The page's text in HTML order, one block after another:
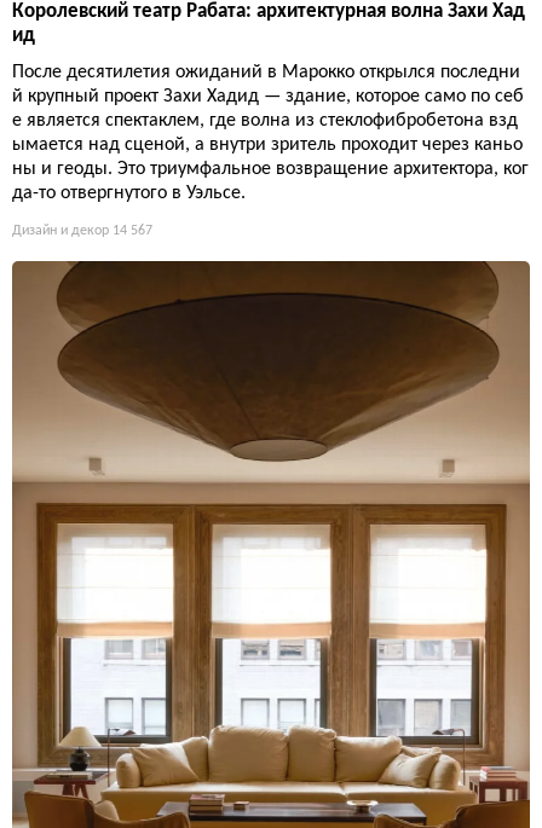
Королевский театр Рабата: архитектурная волна Захи Хад
ид
После десятилетия ожиданий в Марокко открылся последни
й крупный проект Захи Хадид — здание, которое само по себ
е является спектаклем, где волна из стеклофибробетона взд
ымается над сценой, а внутри зритель проходит через каньо
ны и геоды. Это триумфальное возвращение архитектора, ког
да-то отвергнутого в Уэльсе.
Дизайн и декор 14 567